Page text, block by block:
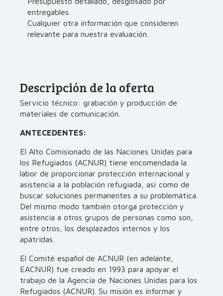
entregables.
Cualquier otra información que consideren
relevante para nuestra evaluación.
Descripción de la oferta
Servicio técnico: grabación y producción de
materiales de comunicación.
ANTECEDENTES:
El Alto Comisionado de las Naciones Unidas para
los Refugiados (ACNUR) tiene encomendada la
labor de proporcionar protección internacional y
asistencia a la población refugiada, así como de
buscar soluciones permanentes a su problemática.
Del mismo modo también otorga protección y
asistencia a otros grupos de personas como son,
entre otros, los desplazados internos y los
apátridas.
El Comité español de ACNUR (en adelante,
EACNUR) fue creado en 1993 para apoyar el
trabajo de la Agencia de Naciones Unidas para los
Refugiados (ACNUR). Su misión es informar y